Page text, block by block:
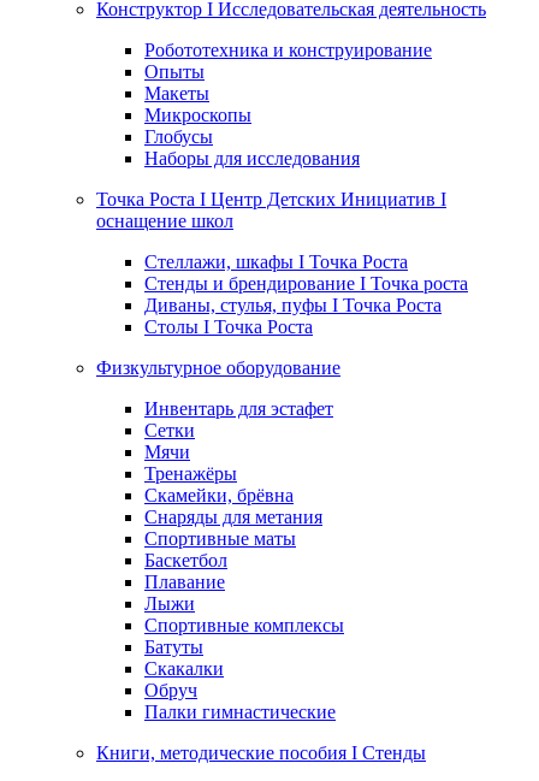
Конструктор I Исследовательская деятельность
Робототехника и конструирование
Опыты
Макеты
Микроскопы
Глобусы
Наборы для исследования
Точка Роста I Центр Детских Инициатив I
оснащение школ
Стеллажи, шкафы I Точка Роста
Стенды и брендирование I Точка роста
Диваны, стулья, пуфы I Точка Роста
Столы I Точка Роста
Физкультурное оборудование
Инвентарь для эстафет
Сетки
Мячи
Тренажёры
Скамейки, брёвна
Снаряды для метания
Спортивные маты
Баскетбол
Плавание
Лыжи
Спортивные комплексы
Батуты
Скакалки
Обруч
Палки гимнастические
Книги, методические пособия I Стенды